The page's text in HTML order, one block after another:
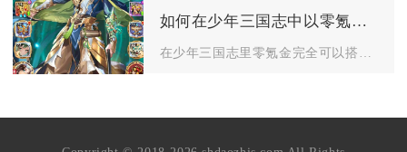
如何在少年三国志中以零氪金的方式组建强力的阵容